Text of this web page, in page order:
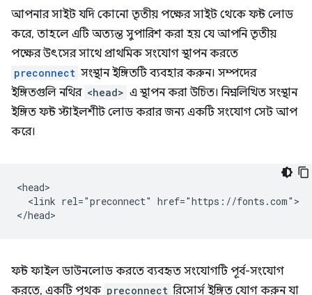
আপনার সাইট যদি কোনো তৃতীয় পক্ষের সাইট থেকে ফন্ট লোড
করে, তাহলে এটি অত্যন্ত সুপারিশ করা হয় যে আপনি তৃতীয়
পক্ষের উৎসের সাথে প্রাথমিক সংযোগ স্থাপন করতে
preconnect সংস্থান ইঙ্গিতটি ব্যবহার করুন। সম্পদের
ইঙ্গিতগুলি নথির <head> এ স্থাপন করা উচিত। নিম্নলিখিত সংস্থান
ইঙ্গিত ফন্ট স্টাইলশীট লোড করার জন্য একটি সংযোগ সেট আপ
করে।
<head>
  <link rel="preconnect" href="https://fonts.com">
ফন্ট ফাইল ডাউনলোড করতে ব্যবহৃত সংযোগটি পূর্ব-সংযোগ
করতে, একটি পৃথক preconnect রিসোর্স ইঙ্গিত যোগ করুন যা